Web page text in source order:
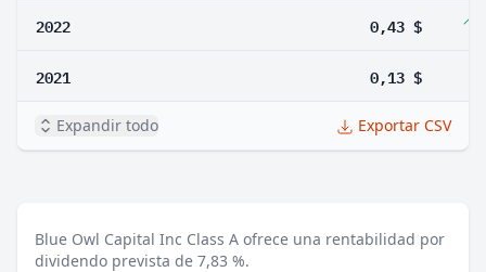
2022 0,43 $
2021 0,13 $
Expandir todo Exportar CSV
Blue Owl Capital Inc Class A ofrece una rentabilidad por
dividendo prevista de 7,83 %.